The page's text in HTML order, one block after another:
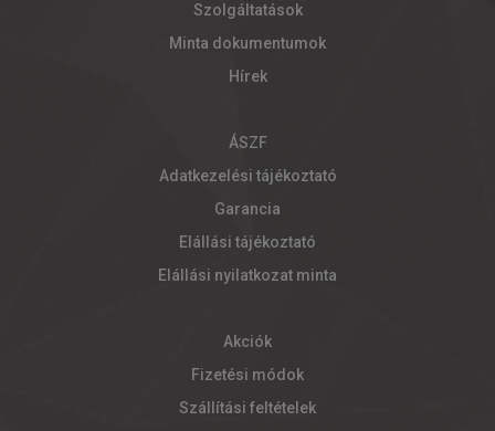
Szolgáltatások
Minta dokumentumok
Hírek
ÁSZF
Adatkezelési tájékoztató
Garancia
Elállási tájékoztató
Elállási nyilatkozat minta
Akciók
Fizetési módok
Szállítási feltételek